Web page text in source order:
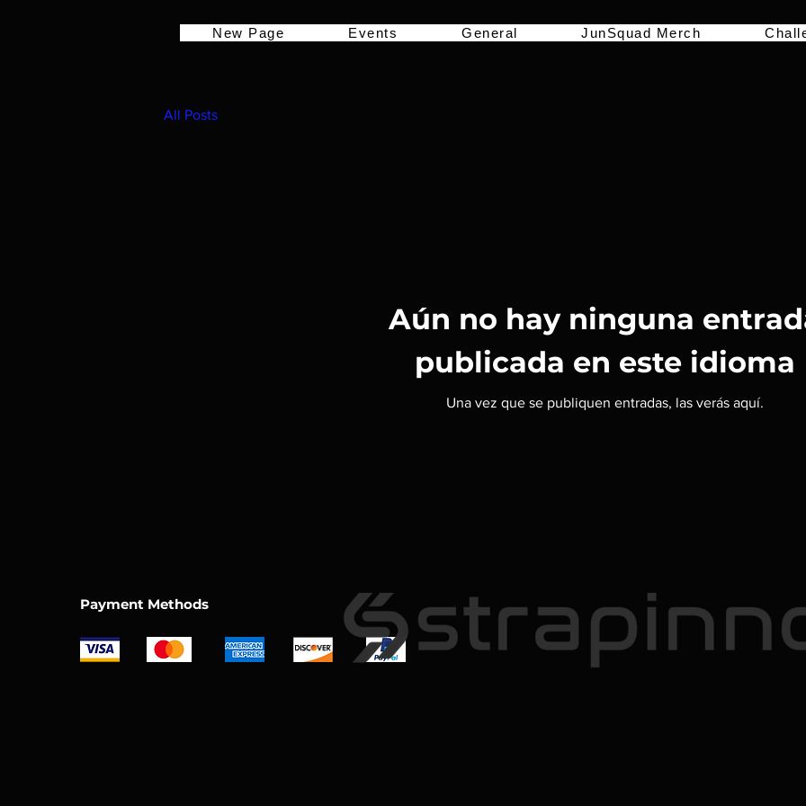
New Page Events General JunSquad Merch
All Posts
Aún no hay ninguna
publicada en este idioma
Una vez que se publiquen entradas, las verás aquí.
Payment Methods